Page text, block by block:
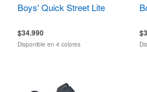
Boys' Quick Street Lite
$34.990
Disponible en 4 colores